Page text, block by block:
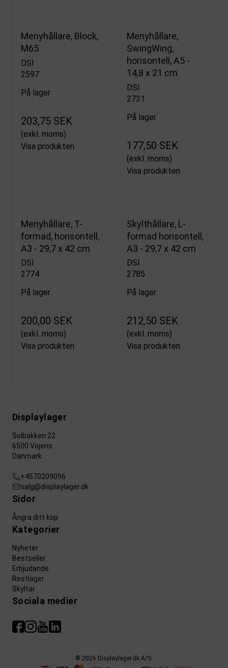
Menyhållare, Block,
M65
DSI
2597
På lager
203,75 SEK
(exkl. moms)
Visa produkten
Menyhållare,
SwingWing,
horisontell, A5 -
14,8 x 21 cm
DSI
2731
På lager
177,50 SEK
(exkl. moms)
Visa produkten
Menyhållare, T-
formad, horisontell,
A3 - 29,7 x 42 cm
DSI
2774
På lager
200,00 SEK
(exkl. moms)
Visa produkten
Skylthållare, L-
formad horisontell,
A3 - 29,7 x 42 cm
DSI
2785
På lager
212,50 SEK
(exkl. moms)
Visa produkten
Displaylager
Solbakken 22
6500 Vojens
Danmark
+4570209096
salg@displaylager.dk
Sidor
Ångra ditt köp
Kategorier
Nyheter
Bestseller
Erbjudande
Restlager
Skyltar
Sociala medier
© 2026 Displaylager.dk A/S.